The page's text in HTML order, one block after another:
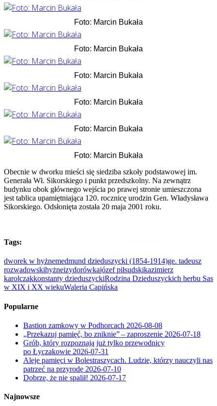
Foto: Marcin Bukała
Foto: Marcin Bukała
Foto: Marcin Bukała
Foto: Marcin Bukała
Foto: Marcin Bukała
Foto: Marcin Bukała
Obecnie w dworku mieści się siedziba szkoły podstawowej im.
Generała Wł. Sikorskiego i punkt przedszkolny. Na zewnątrz
budynku obok głównego wejścia po prawej stronie umieszczona
jest tablica upamiętniająca 120. rocznicę urodzin Gen. Władysława
Sikorskiego. Odsłonięta została 20 maja 2001 roku.
Tags:
dworek w hyżnemedmund dzieduszycki (1854-1914)ge. tadeusz
rozwadowskihyżneizydorówkajózef piłsudskikazimierz
karolczakkonstanty dzieduszyckiRodzina Dzieduszyckich herbu Sas
w XIX i XX wiekuWaleria Capińska
Popularne
Bastion zamkowy w Podhorcach 2026-08-08
„Przekazuj pamięć, bo zniknie” – zaproszenie 2026-07-18
Grób, który rozpoznają już tylko przewodnicy
po Łyczakowie 2026-07-31
Aleje pamięci w Bolestraszycach. Ludzie, którzy nauczyli nas
patrzeć na przyrodę 2026-07-10
Dobrze, że nie spalił! 2026-07-17
Najnowsze